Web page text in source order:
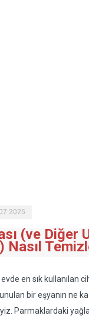
(ve Diğer
Nasıl
en sık kullanılan
bir eşyanın ne
Parmaklardaki